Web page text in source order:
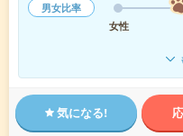
男女比率
女性
気になる!